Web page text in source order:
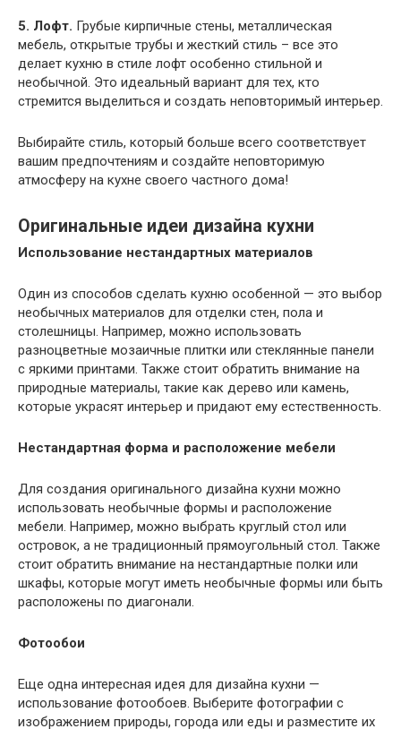
5. Лофт. Грубые кирпичные стены, металлическая
мебель, открытые трубы и жесткий стиль – все это
делает кухню в стиле лофт особенно стильной и
необычной. Это идеальный вариант для тех, кто
стремится выделиться и создать неповторимый интерьер.
Выбирайте стиль, который больше всего соответствует
вашим предпочтениям и создайте неповторимую
атмосферу на кухне своего частного дома!
Оригинальные идеи дизайна кухни
Использование нестандартных материалов
Один из способов сделать кухню особенной — это выбор
необычных материалов для отделки стен, пола и
столешницы. Например, можно использовать
разноцветные мозаичные плитки или стеклянные панели
с яркими принтами. Также стоит обратить внимание на
природные материалы, такие как дерево или камень,
которые украсят интерьер и придают ему естественность.
Нестандартная форма и расположение мебели
Для создания оригинального дизайна кухни можно
использовать необычные формы и расположение
мебели. Например, можно выбрать круглый стол или
островок, а не традиционный прямоугольный стол. Также
стоит обратить внимание на нестандартные полки или
шкафы, которые могут иметь необычные формы или быть
расположены по диагонали.
Фотообои
Еще одна интересная идея для дизайна кухни —
использование фотообоев. Выберите фотографии с
изображением природы, города или еды и разместите их